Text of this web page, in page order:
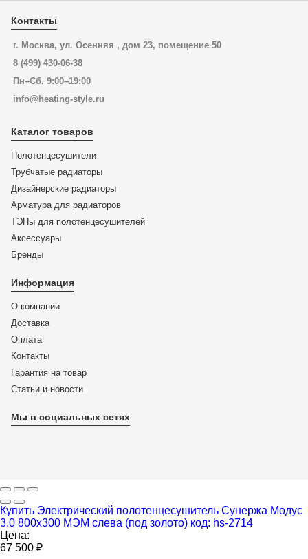
Контакты
г. Москва, ул. Осенняя , дом 23, помещение 50
8 (499) 430-06-38
Пн–Сб. 9:00–19:00
info@heating-style.ru
Каталог товаров
Полотенцесушители
Трубчатые радиаторы
Дизайнерские радиаторы
Арматура для радиаторов
ТЭНы для полотенцесушителей
Аксессуары
Бренды
Информация
О компании
Доставка
Оплата
Контакты
Гарантия на товар
Статьи и новости
Мы в социальных сетях
Купить Электрический полотенцесушитель Сунержа Модус
3.0 800x300 МЭМ слева (под золото) код: hs-2714
Цена:
67 500 ₽